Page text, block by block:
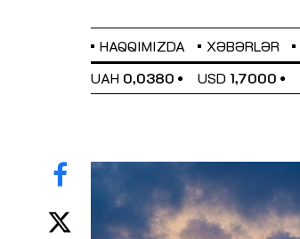
HAQQIMIZDA XƏBƏRLƏR
UAH 0,0380 USD 1,7000